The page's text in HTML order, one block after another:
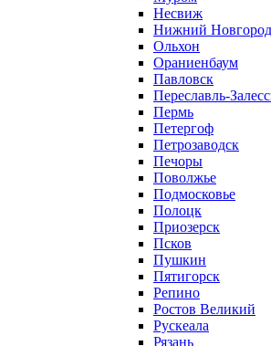
Несвиж
Нижний Новгород
Ольхон
Ораниенбаум
Павловск
Переславль-
Пермь
Петергоф
Петрозаводск
Печоры
Поволжье
Подмосковье
Полоцк
Приозерск
Псков
Пушкин
Пятигорск
Репино
Ростов Великий
Рускеала
Рязань